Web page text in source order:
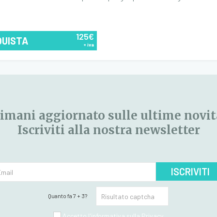
125€
+ iva
aggiornato sulle ultime
Iscriviti alla nostra newsletter
ISCRIVITI
Quanto fa 7 + 3?